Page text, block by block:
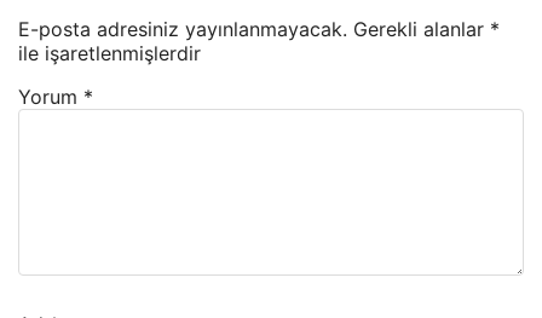
E-posta adresiniz yayınlanmayacak. Gerekli alanlar *
ile işaretlenmişlerdir
Yorum *